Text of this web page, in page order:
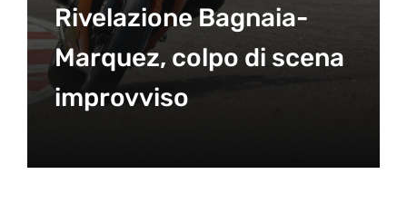
Rivelazione Bagnaia-
Marquez, colpo di scena
improvviso